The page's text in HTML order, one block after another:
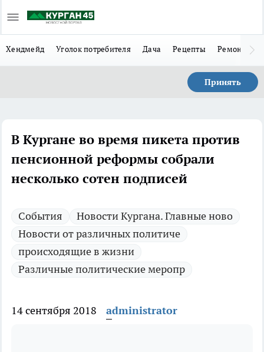
Хендмейд Уголок потребителя Дача Рецепты Ремонт
Принять
В Кургане во время пикета против
пенсионной реформы собрали
несколько сотен подписей
Cобытия
Новости Кургана. Главные ново
Новости от различных политиче
происходящие в жизни
Различные политические меропр
14 сентября 2018 administrator